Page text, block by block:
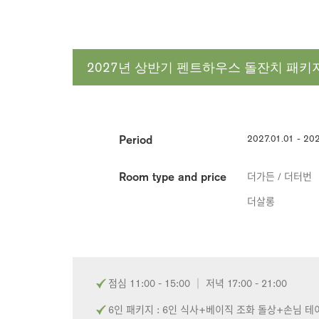
2027년 상반기 펜트하우스 돌잔치 패키
Period 2027.01.01 -
Room type and price 더가든 / 더터번
더살롱
점심 11:00 - 15:00 │ 저녁 17:00 - 21:00
6인 패키지 : 6인 식사+베이직 조화 돌상+손님